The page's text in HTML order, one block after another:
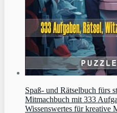
Spaß- und Rätselbuch fürs
Mitmachbuch mit 333
Wissenswertes für kreative